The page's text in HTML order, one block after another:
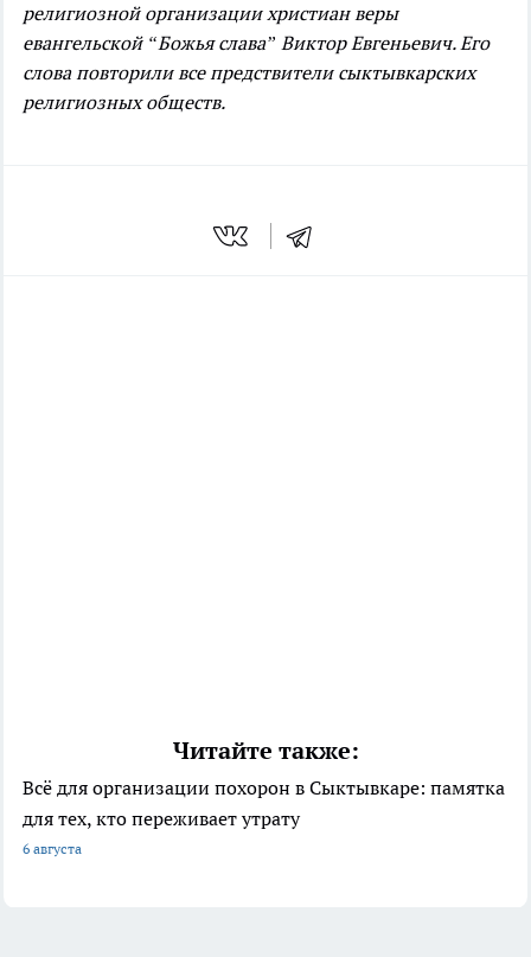
религиозной организации христиан веры
евангельской “Божья слава” Виктор Евгеньевич. Его
слова повторили все предствители сыктывкарских
религиозных обществ.
Читайте также:
Всё для организации похорон в Сыктывкаре: памятка
для тех, кто переживает утрату
6 августа